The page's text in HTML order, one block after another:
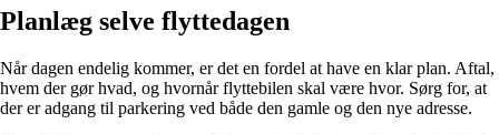
Planlæg selve flyttedagen
Når dagen endelig kommer, er det en fordel at have en klar plan. Aftal,
hvem der gør hvad, og hvornår flyttebilen skal være hvor. Sørg for, at
der er adgang til parkering ved både den gamle og den nye adresse.